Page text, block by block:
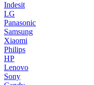
Indesit
LG
Panasonic
Samsung
Xiaomi
Philips
HP
Lenovo
Sony